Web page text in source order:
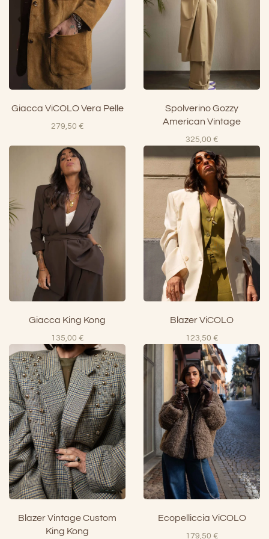
Giacca ViCOLO Vera Pelle
279,50 €
Spolverino Gozzy
American Vintage
325,00 €
Giacca King Kong
135,00 €
Blazer ViCOLO
123,50 €
Blazer Vintage Custom
King Kong
Ecopelliccia ViCOLO
179,50 €